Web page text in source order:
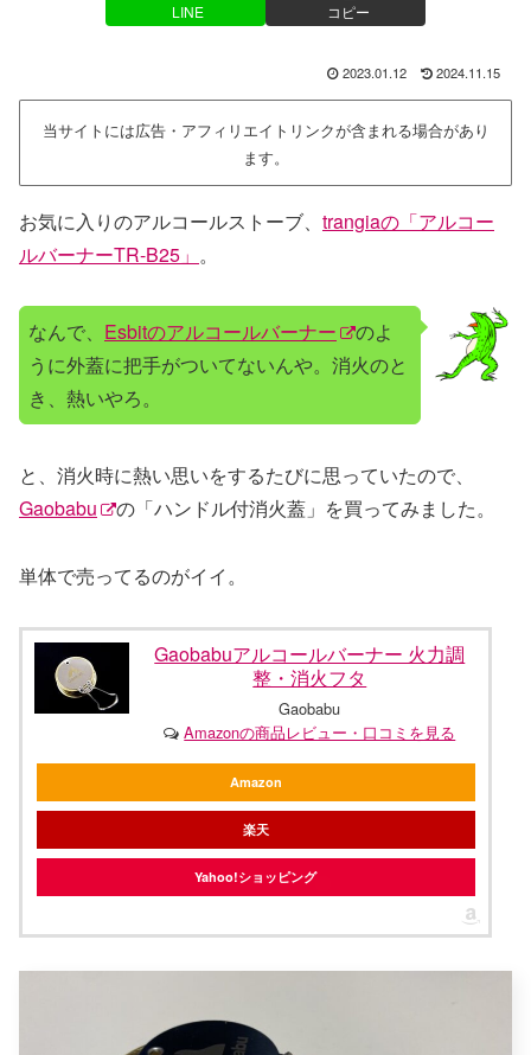
LINE コピー
2023.01.12 2024.11.15
当サイトには広告・アフィリエイトリンクが含まれる場合があり
ます。
お気に入りのアルコールストーブ、 trangiaの「アルコー
ルバーナーTR-B25」 。
なんで、 Esbitのアルコールバーナー
のよ
うに外蓋に把手がついてないんや。消火のと
き、熱いやろ。
と、消火時に熱い思いをするたびに思っていたので、
Gaobabu
の「ハンドル付消火蓋」を買ってみました。
単体で売ってるのがイイ。
Gaobabuアルコールバーナー 火力調
整・消火フタ
Gaobabu
Amazonの商品レビュー・口コミを見る
Amazon
楽天
Yahoo!ショッピング